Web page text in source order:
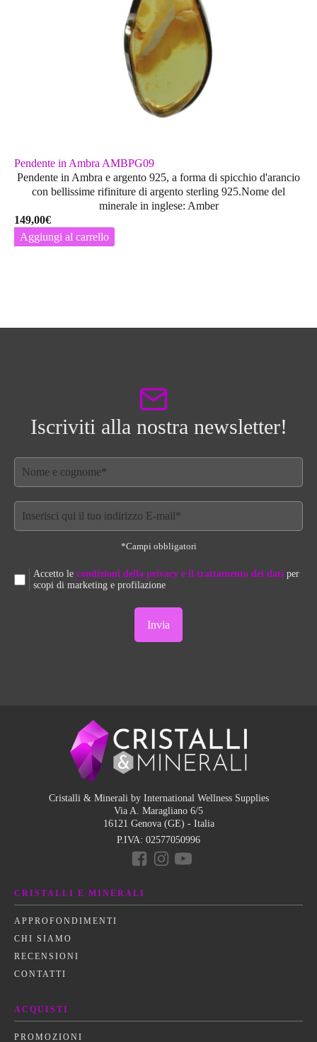
Pendente in Ambra AMBPG09
Pendente in Ambra e argento 925, a forma di spicchio d'arancio
con bellissime rifiniture di argento sterling 925.Nome del
minerale in inglese: Amber
149,00€
Aggiungi al carrello
Iscriviti alla nostra newsletter!
*Campi obbligatori
Accetto le condizioni della privacy e il trattamento dei dati per
scopi di marketing e profilazione
Cristalli & Minerali by International Wellness Supplies
Via A. Maragliano 6/5
16121 Genova (GE) - Italia
P.IVA: 02577050996
CRISTALLI E MINERALI
APPROFONDIMENTI
CHI SIAMO
RECENSIONI
CONTATTI
ACQUISTI
PROMOZIONI